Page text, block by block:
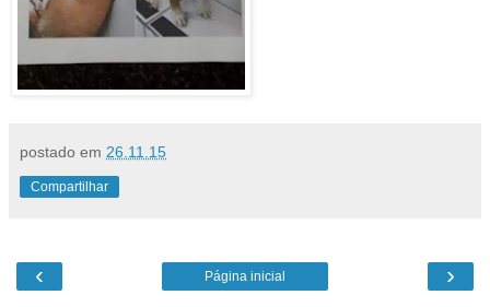
postado em 26.11.15
Compartilhar
‹ ›
Página inicial